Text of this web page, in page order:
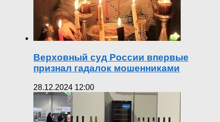
Верховный суд России впервые
признал гадалок мошенниками
28.12.2024 12:00